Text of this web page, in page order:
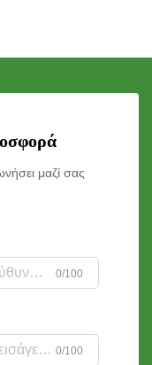
μαζί σας
0/100
0/100